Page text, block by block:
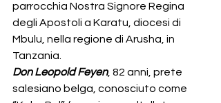
parrocchia Nostra Signore Regina
degli Apostoli a Karatu, diocesi di
Mbulu, nella regione di Arusha, in
Tanzania.
Don Leopold Feyen, 82 anni, prete
salesiano belga, conosciuto come